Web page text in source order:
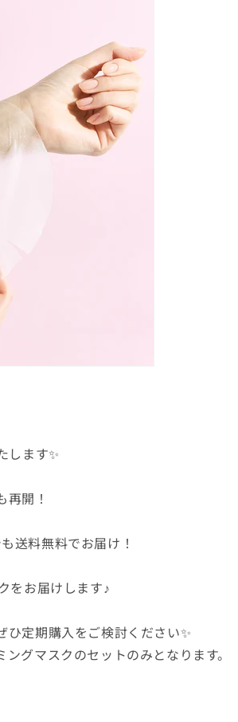
します✨
再開！
送料無料でお届け！
をお届けします♪
定期購入をご検討ください✨
グマスクのセットのみとなります。